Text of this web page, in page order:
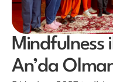
Mindfulness
An’da